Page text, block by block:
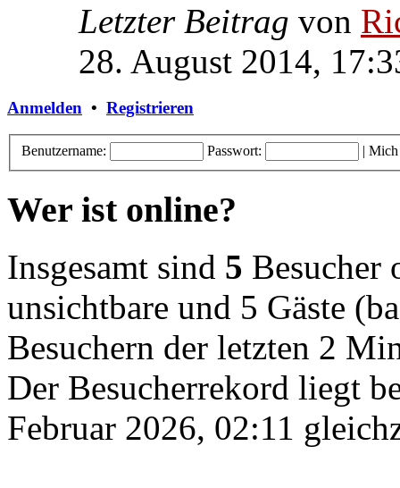
Letzter Beitrag von
28. August 2014,
Anmelden • Registrieren
Benutzername: Passwort: | Mich
Wer ist online?
Insgesamt sind 5 Besucher
unsichtbare und 5 Gäste
Besuchern der letzten 2
Der Besucherrekord liegt
Februar 2026, 02:11